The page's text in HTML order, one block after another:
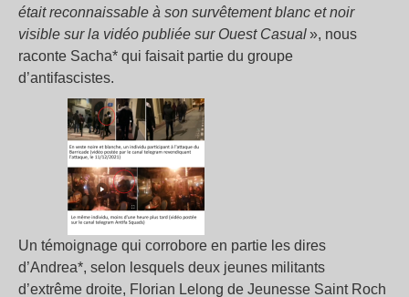
était reconnaissable à son survêtement blanc et noir
visible sur la vidéo publiée sur Ouest Casual», nous
raconte Sacha* qui faisait partie du groupe
d’antifascistes.
Un témoignage qui corrobore en partie les dires
d’Andrea*, selon lesquels deux jeunes militants
d’extrême droite, Florian Lelong de Jeunesse Saint Roch